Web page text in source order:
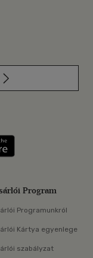
meg: Google
Program
Programunkról
Kártya egyenlege
szabályzat